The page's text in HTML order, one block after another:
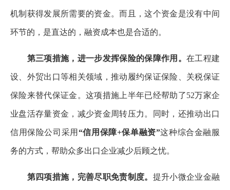
机制获得发展所需要的资金。而且，这个资金是没有中间
环节的，是直达的，融资成本也是合适的。
第三项措施，进一步发挥保险的保障作用。在工程建
设、外贸出口等相关领域，推动履约保证保险、关税保证
保险来替代保证金。这项措施上半年已经帮助了52万家企
业盘活存量资金，减少资金周转压力。同时，还推动出口
信用保险公司采用 “信用保障+保单融资”这种综合金融服
务的方式，帮助众多出口企业减少后顾之忧。
第四项措施，完善尽职免责制度。 提升小微企业金融